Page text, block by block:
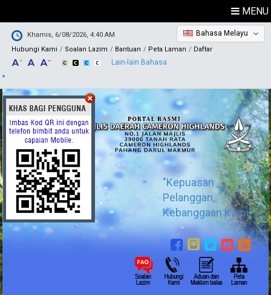
MENU
Khamis, 6/08/2026, 4:40 AM
Hubungi Kami
Soalan Lazim Bantuan Peta Laman Daftar
Bahasa Melayu
Lain-lain Bahasa
"Kepuasan
Pelanggan,
Kebanggaan Kami"